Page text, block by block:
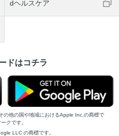
dヘルスケア
ドはコチラ
の他の国や地域におけるApple Inc.の商標で
クです。
LLC の商標です。